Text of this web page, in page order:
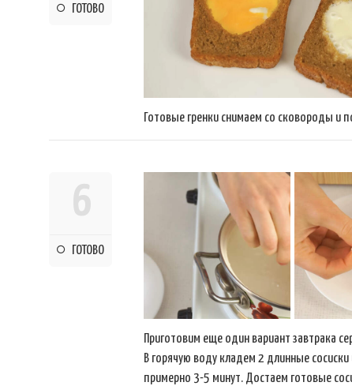
ГОТОВО
Готовые гренки снимаем со сковороды и
6
ГОТОВО
Приготовим еще один вариант завтрака
В горячую воду кладем 2 длинные сосиски
примерно 3-5 минут. Достаем готовые